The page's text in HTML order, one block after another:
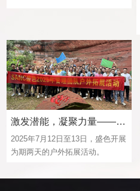
激发潜能，凝聚力量——记SANC盛色2025年管理团队户外拓展活动
2025年7月12日至13日，盛色开展
为期两天的户外拓展活动。